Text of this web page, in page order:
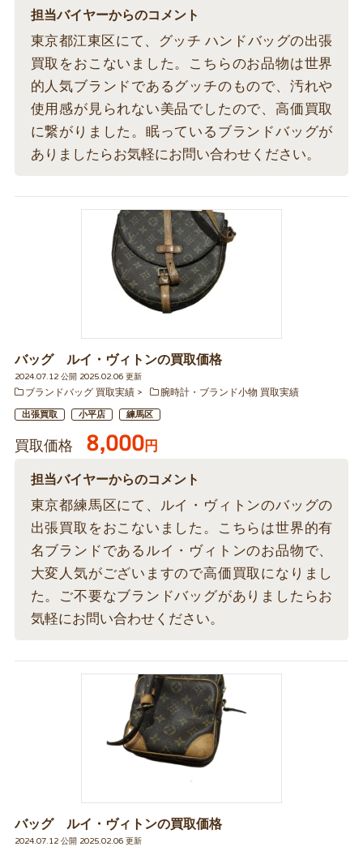
担当バイヤーからのコメント
東京都江東区にて、グッチ ハンドバッグの出張
買取をおこないました。こちらのお品物は世界
的人気ブランドであるグッチのもので、汚れや
使用感が見られない美品でしたので、高価買取
に繋がりました。眠っているブランドバッグが
ありましたらお気軽にお問い合わせください。
バッグ ルイ・ヴィトンの買取価格
2024.07.12 公開 2025.02.06 更新
ブランドバッグ 買取実績
腕時計・ブランド小物 買取実績
出張買取 小平店 練馬区
買取価格 8,000円
担当バイヤーからのコメント
東京都練馬区にて、ルイ・ヴィトンのバッグの
出張買取をおこないました。こちらは世界的有
名ブランドであるルイ・ヴィトンのお品物で、
大変人気がございますので高価買取になりまし
た。ご不要なブランドバッグがありましたらお
気軽にお問い合わせください。
バッグ ルイ・ヴィトンの買取価格
2024.07.12 公開 2025.02.06 更新